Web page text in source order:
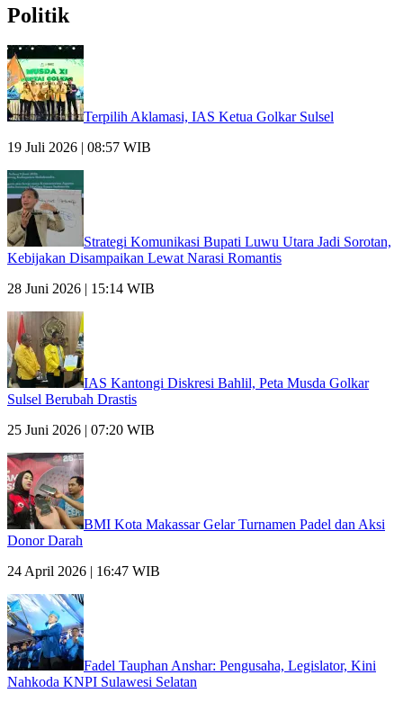
Politik
Terpilih Aklamasi, IAS Ketua Golkar Sulsel
19 Juli 2026 | 08:57 WIB
Strategi Komunikasi Bupati Luwu Utara Jadi Sorotan,
Kebijakan Disampaikan Lewat Narasi Romantis
28 Juni 2026 | 15:14 WIB
IAS Kantongi Diskresi Bahlil, Peta Musda Golkar
Sulsel Berubah Drastis
25 Juni 2026 | 07:20 WIB
BMI Kota Makassar Gelar Turnamen Padel dan Aksi
Donor Darah
24 April 2026 | 16:47 WIB
Fadel Tauphan Anshar: Pengusaha, Legislator, Kini
Nahkoda KNPI Sulawesi Selatan